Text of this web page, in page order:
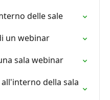
delle sale
un webinar
sala webinar
della sala